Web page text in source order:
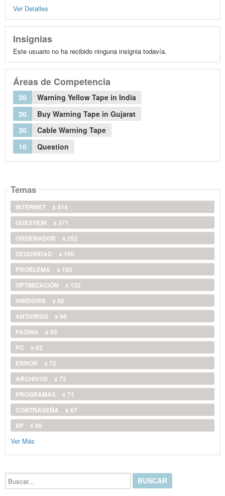
Ver Detalles
Insignias
Este usuario no ha recibido ninguna insignia todavía.
Áreas de Competencia
30
Warning Yellow Tape in India
30
Buy Warning Tape in Gujarat
30
Cable Warning Tape
10
Question
Temas
INTERNET
x 414
QUESTION
x 371
ORDENADOR
x 252
SEGURIDAD
x 190
PROBLEMA
x 182
OPTIMIZACIÓN
x 122
WINDOWS
x 88
ANTIVIRUS
x 86
PAGINA
x 85
PC
x 82
ERROR
x 72
ARCHIVOS
x 72
PROGRAMAS
x 71
CONTRASEÑA
x 67
XP
x 66
Ver Más
Buscar...